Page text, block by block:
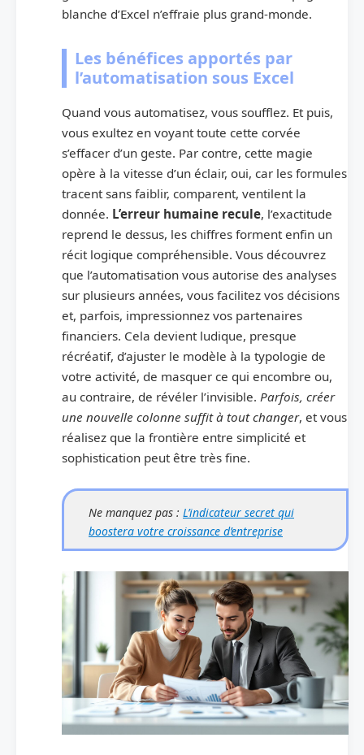
blanche d’Excel n’effraie plus grand-monde.
Les bénéfices apportés par
l’automatisation sous Excel
Quand vous automatisez, vous soufflez. Et puis,
vous exultez en voyant toute cette corvée
s’effacer d’un geste. Par contre, cette magie
opère à la vitesse d’un éclair, oui, car les formules
tracent sans faiblir, comparent, ventilent la
donnée. L’erreur humaine recule, l’exactitude
reprend le dessus, les chiffres forment enfin un
récit logique compréhensible. Vous découvrez
que l’automatisation vous autorise des analyses
sur plusieurs années, vous facilitez vos décisions
et, parfois, impressionnez vos partenaires
financiers. Cela devient ludique, presque
récréatif, d’ajuster le modèle à la typologie de
votre activité, de masquer ce qui encombre ou,
au contraire, de révéler l’invisible. Parfois, créer
une nouvelle colonne suffit à tout changer, et vous
réalisez que la frontière entre simplicité et
sophistication peut être très fine.
Ne manquez pas : L’indicateur secret qui
boostera votre croissance d’entreprise